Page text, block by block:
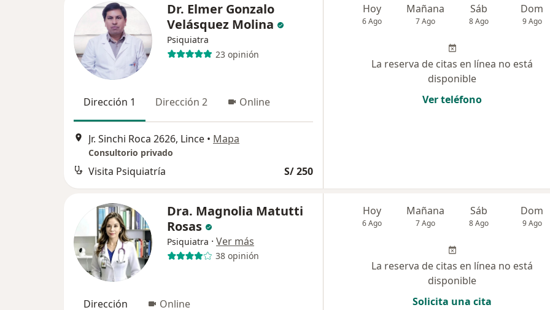
Dr. Elmer Gonzalo
Velásquez Molina
Psiquiatra
23 opinión
Dirección 1 Dirección 2 Online
Jr. Sinchi Roca 2626, Lince • Mapa
Consultorio privado
Visita Psiquiatría S/ 250
Hoy
6 Ago
Mañana
7 Ago
Sáb
8 Ago
Dom
9 Ago
La reserva de citas en línea no está
disponible
Ver teléfono
Dra. Magnolia Matutti
Rosas
Psiquiatra · Ver más
38 opinión
Dirección Online
Hoy
6 Ago
Mañana
7 Ago
Sáb
8 Ago
Dom
9 Ago
La reserva de citas en línea no está
disponible
Solicita una cita